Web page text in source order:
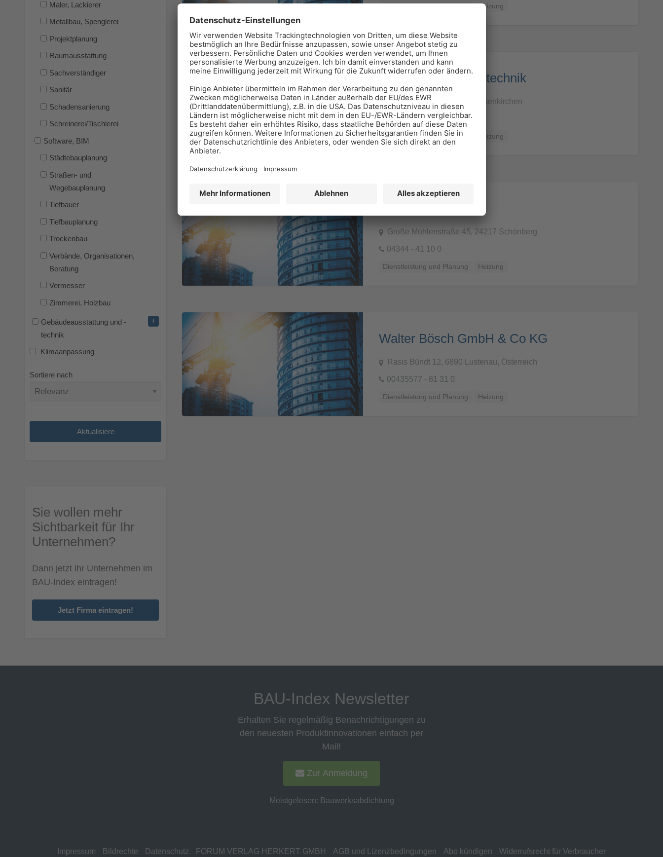
Maler, Lackierer
Metallbau, Spenglerei
Projektplanung
Raumausstattung
Sachverständiger
Sanitär
Schadensanierung
Schreinerei/Tischlerei
Software, BIM
Städtebauplanung
Straßen- und
Wegebauplanung
Tiefbauer
Tiefbauplanung
Trockenbau
Verbände, Organisationen,
Beratung
Vermesser
Zimmerei, Holzbau
Gebäudeausstattung und -
technik
+
Klimaanpassung
Sortiere nach
Sie wollen mehr
Sichtbarkeit für Ihr
Unternehmen?
Dann jetzt ihr Unternehmen im
BAU-Index eintragen!
Jetzt Firma eintragen!
Heizung
Holger Haupt Haustechnik
Hüttenstraße 47, 45888 Gelsenkirchen
0209 - 20 49 90
Dienstleistung und Planung Heizung
Große Mühlenstraße 45, 24217 Schönberg
04344 - 41 10 0
Dienstleistung und Planung Heizung
Walter Bösch GmbH & Co KG
Rasis Bündt 12, 6890 Lustenau, Österreich
00435577 - 81 31 0
Dienstleistung und Planung Heizung
BAU-Index Newsletter
Erhalten Sie regelmäßig Benachrichtigungen zu
den neuesten Produktinnovationen einfach per
Mail!
Zur Anmeldung
Meistgelesen: Bauwerksabdichtung
Impressum Bildrechte Datenschutz FORUM VERLAG HERKERT GMBH AGB und Lizenzbedingungen Abo kündigen Widerrufsrecht für Verbraucher